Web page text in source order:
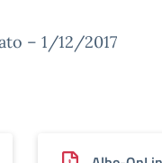
– 1/12/2017